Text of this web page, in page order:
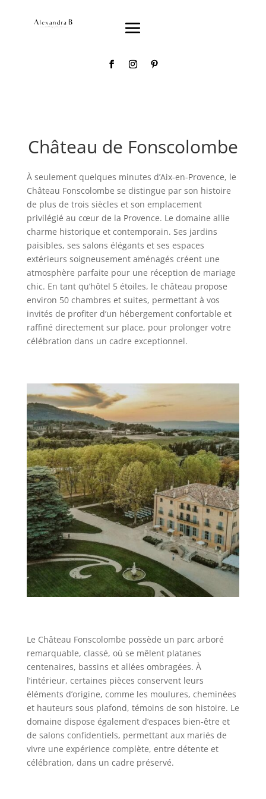
Château de Fonscolombe
À seulement quelques minutes d’Aix-en-Provence, le
Château Fonscolombe se distingue par son histoire
de plus de trois siècles et son emplacement
privilégié au cœur de la Provence. Le domaine allie
charme historique et contemporain. Ses jardins
paisibles, ses salons élégants et ses espaces
extérieurs soigneusement aménagés créent une
atmosphère parfaite pour une réception de mariage
chic. En tant qu’hôtel 5 étoiles, le château propose
environ 50 chambres et suites, permettant à vos
invités de profiter d’un hébergement confortable et
raffiné directement sur place, pour prolonger votre
célébration dans un cadre exceptionnel.
Le Château Fonscolombe possède un parc arboré
remarquable, classé, où se mêlent platanes
centenaires, bassins et allées ombragées. À
l’intérieur, certaines pièces conservent leurs
éléments d’origine, comme les moulures, cheminées
et hauteurs sous plafond, témoins de son histoire. Le
domaine dispose également d’espaces bien-être et
de salons confidentiels, permettant aux mariés de
vivre une expérience complète, entre détente et
célébration, dans un cadre préservé.